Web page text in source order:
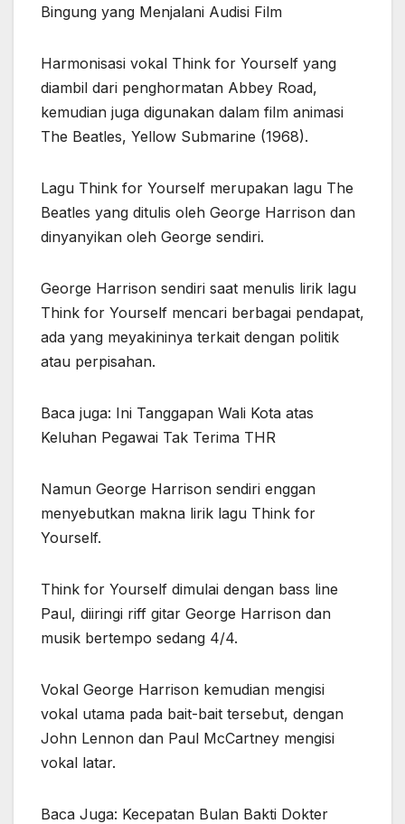
Bingung yang Menjalani Audisi Film
Harmonisasi vokal Think for Yourself yang
diambil dari penghormatan Abbey Road,
kemudian juga digunakan dalam film animasi
The Beatles, Yellow Submarine (1968).
Lagu Think for Yourself merupakan lagu The
Beatles yang ditulis oleh George Harrison dan
dinyanyikan oleh George sendiri.
George Harrison sendiri saat menulis lirik lagu
Think for Yourself mencari berbagai pendapat,
ada yang meyakininya terkait dengan politik
atau perpisahan.
Baca juga: Ini Tanggapan Wali Kota atas
Keluhan Pegawai Tak Terima THR
Namun George Harrison sendiri enggan
menyebutkan makna lirik lagu Think for
Yourself.
Think for Yourself dimulai dengan bass line
Paul, diiringi riff gitar George Harrison dan
musik bertempo sedang 4/4.
Vokal George Harrison kemudian mengisi
vokal utama pada bait-bait tersebut, dengan
John Lennon dan Paul McCartney mengisi
vokal latar.
Baca Juga: Kecepatan Bulan Bakti Dokter